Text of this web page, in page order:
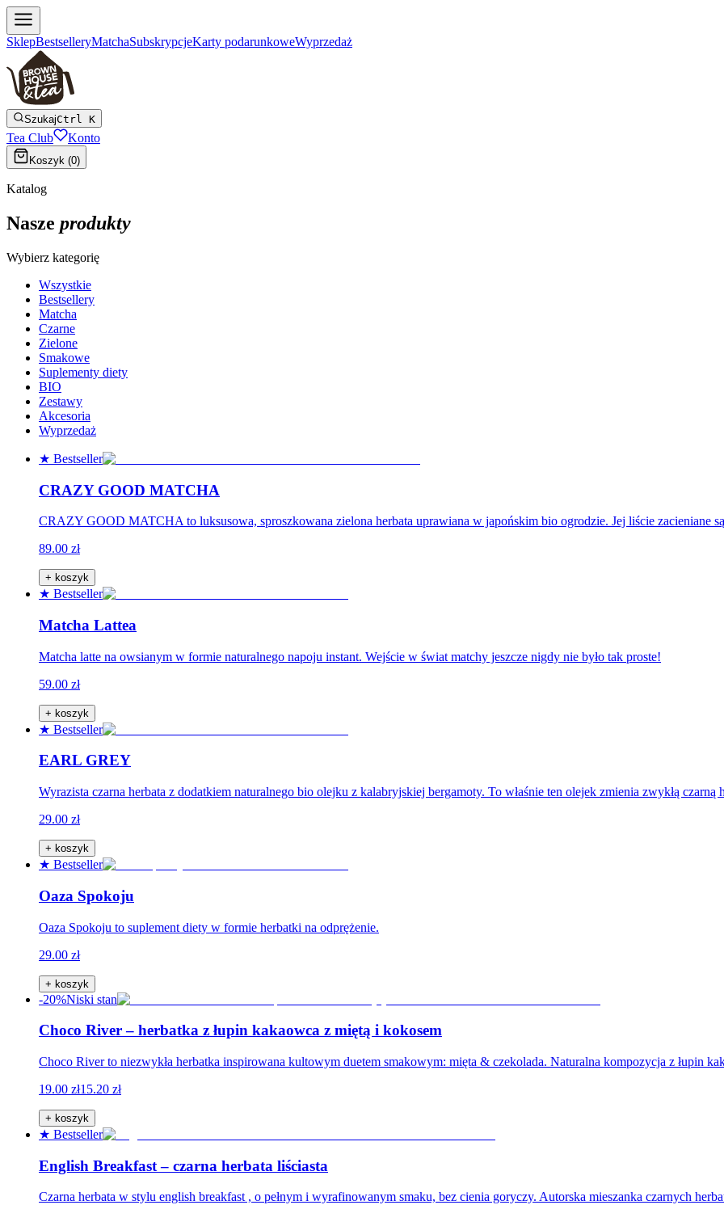
SklepBestselleryMatchaSubskrypcjeKarty podarunkoweWyprzedaż
SzukajCtrl K
Tea Club Konto
Koszyk (0)
Katalog
Nasze produkty
Wybierz kategorię
Wszystkie
Bestsellery
Matcha
Czarne
Zielone
Smakowe
Suplementy diety
BIO
Zestawy
Akcesoria
Wyprzedaż
★ Bestseller
CRAZY GOOD MATCHA
CRAZY GOOD MATCHA to luksusowa, sproszkowana zielona herbata uprawiana w japońskim bio ogrodzie. Jej liście zacieniane
89.00 zł
+ koszyk
★ Bestseller
Matcha Lattea
Matcha latte na owsianym w formie naturalnego napoju instant. Wejście w świat matchy jeszcze nigdy nie było tak proste!
59.00 zł
+ koszyk
★ Bestseller
EARL GREY
Wyrazista czarna herbata z dodatkiem naturalnego bio olejku z kalabryjskiej bergamoty. To właśnie ten olejek zmienia zwykłą czarną
29.00 zł
+ koszyk
★ Bestseller
Oaza Spokoju
Oaza Spokoju to suplement diety w formie herbatki na odprężenie.
29.00 zł
+ koszyk
-20%Niski stan
Choco River – herbatka z łupin kakaowca z miętą i kokosem
Choco River to niezwykła herbatka inspirowana kultowym duetem smakowym: mięta & czekolada. Naturalna kompozycja z łupin
19.00 zł15.20 zł
+ koszyk
★ Bestseller
English Breakfast – czarna herbata liściasta
Czarna herbata w stylu english breakfast , o pełnym i wyrafinowanym smaku, bez cienia goryczy. Autorska mieszanka czarnych